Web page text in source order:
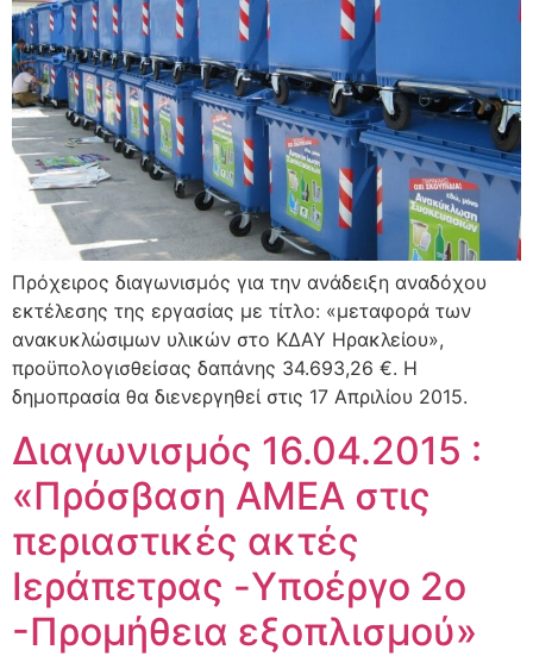
Πρόχειρος διαγωνισμός για την ανάδειξη αναδόχου
εκτέλεσης της εργασίας με τίτλο: «μεταφορά των
ανακυκλώσιμων υλικών στο ΚΔΑΥ Ηρακλείου»,
προϋπολογισθείσας δαπάνης 34.693,26 €. Η
δημοπρασία θα διενεργηθεί στις 17 Απριλίου 2015.
Διαγωνισμός 16.04.2015 :
«Πρόσβαση ΑΜΕΑ στις
περιαστικές ακτές
Ιεράπετρας -Yποέργο 2ο
-Προμήθεια εξοπλισμού»